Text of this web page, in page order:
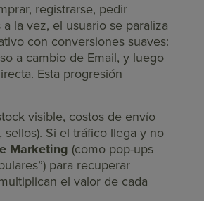
registrarse, pedir
la vez, el usuario se paraliza
con conversiones suaves:
a cambio de Email, y luego
Esta progresión
visible, costos de envío
Si el tráfico llega y no
Marketing (como pop-ups
para recuperar
el valor de cada